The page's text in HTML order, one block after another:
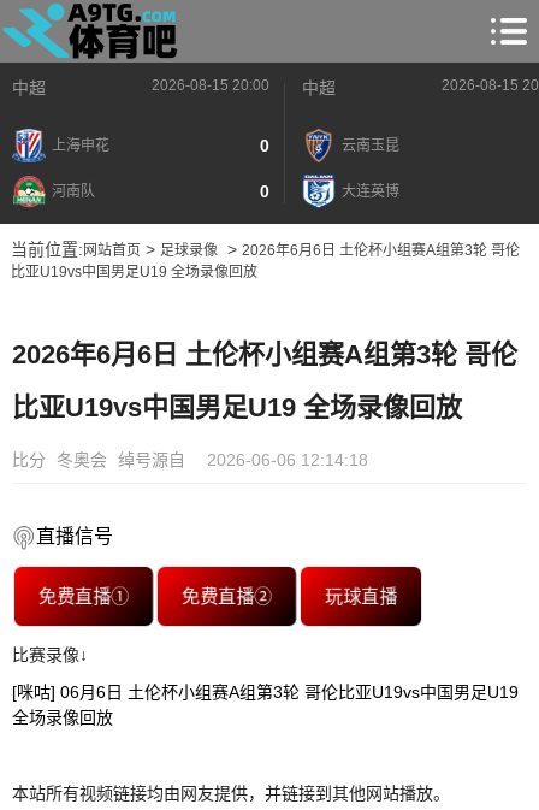
中超 2026-08-15 20:00
上海申花 0
河南队 0
中超 2026-08-15
云南玉昆
大连英博
当前位置: 网站首页> 足球录像 > 2026年6月6日 土伦杯小组赛A组第3轮 哥伦
比亚U19vs中国男足U19 全场录像回放
2026年6月6日 土伦杯小组赛A组第3轮 哥伦
比亚U19vs中国男足U19 全场录像回放
比分 冬奥会 绰号源自 2026-06-06 12:14:18
直播信号
免费直播① 免费直播② 玩球直播
比赛录像↓
[咪咕] 06月6日 土伦杯小组赛A组第3轮 哥伦比亚U19vs中国男足U19
全场录像回放
本站所有视频链接均由网友提供，并链接到其他网站播放。